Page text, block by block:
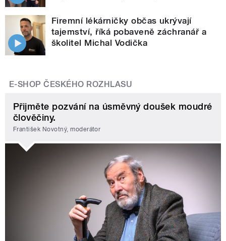
Firemní lékárničky občas ukrývají
tajemství, říká pobaveně záchranář a
školitel Michal Vodička
E-SHOP ČESKÉHO ROZHLASU
Přijměte pozvání na úsměvný doušek moudré
člověčiny.
František Novotný, moderátor